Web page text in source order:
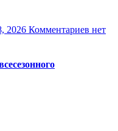
2026 Комментариев нет